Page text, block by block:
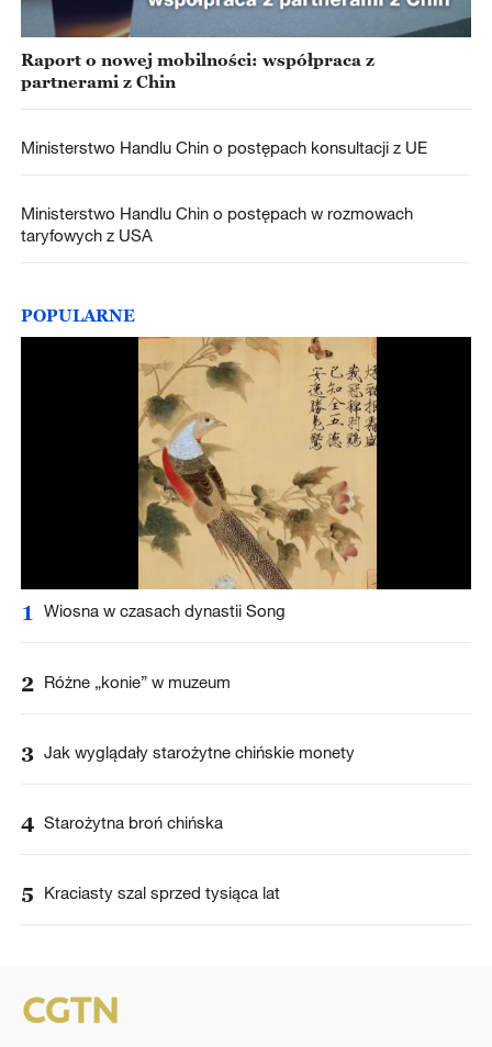
Raport o nowej mobilności: współpraca z
partnerami z Chin
Ministerstwo Handlu Chin o postępach konsultacji z UE
Ministerstwo Handlu Chin o postępach w rozmowach
taryfowych z USA
POPULARNE
1 Wiosna w czasach dynastii Song
2 Różne „konie” w muzeum
3 Jak wyglądały starożytne chińskie monety
4 Starożytna broń chińska
5 Kraciasty szal sprzed tysiąca lat